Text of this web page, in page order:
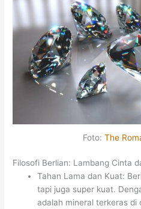
Foto: The
Filosofi Berlian: Lambang Cinta
Tahan Lama dan Kuat:
tapi juga super kuat.
adalah mineral terkeras di